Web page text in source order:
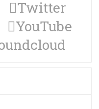
Twitter
YouTube